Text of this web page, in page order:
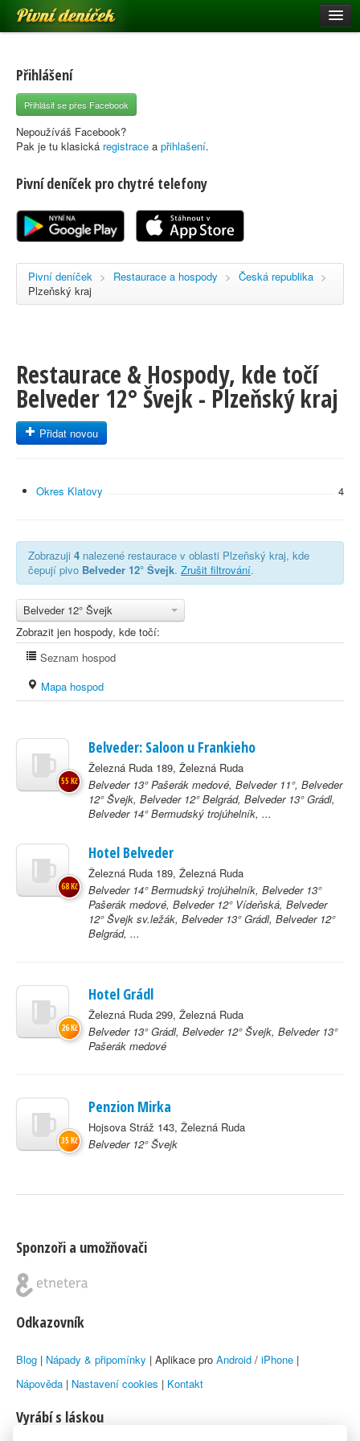
Pivní deníček
Pivní mapa
Pivní značky
Nápověda
Registrace
Přihlášení
Přihlásit se přes Facebook
Nepoužíváš Facebook?
Pak je tu klasická registrace a přihlašení.
Pivní deníček pro chytré telefony
Pivní deníček > Restaurace a hospody > Česká republika >
Plzeňský kraj
Restaurace & Hospody, kde točí
Belveder 12° Švejk - Plzeňský kraj
Přidat novou
Okres Klatovy 4
Zobrazuji 4 nalezené restaurace v oblasti Plzeňský kraj, kde
čepují pivo Belveder 12° Švejk. Zrušit filtrování.
Belveder 12° Švejk
Zobrazit jen hospody, kde točí:
Seznam hospod
Mapa hospod
Belveder: Saloon u Frankieho
Železná Ruda 189, Železná Ruda
Belveder 13° Pašerák medové, Belveder 11°, Belveder
12° Švejk, Belveder 12° Belgrád, Belveder 13° Grádl,
Belveder 14° Bermudský trojúhelník, ...
55 Kč
Hotel Belveder
Železná Ruda 189, Železná Ruda
Belveder 14° Bermudský trojúhelník, Belveder 13°
Pašerák medové, Belveder 12° Vídeňská, Belveder
12° Švejk sv.ležák, Belveder 13° Grádl, Belveder 12°
Belgrád, ...
68 Kč
Hotel Grádl
Železná Ruda 299, Železná Ruda
Belveder 13° Grádl, Belveder 12° Švejk, Belveder 13°
Pašerák medové
26 Kč
Penzion Mirka
Hojsova Stráž 143, Železná Ruda
Belveder 12° Švejk
35 Kč
Sponzoři a umožňovači
Odkazovník
Blog | Nápady & připomínky | Aplikace pro Android / iPhone |
Nápověda | Nastavení cookies | Kontakt
Vyrábí s láskou